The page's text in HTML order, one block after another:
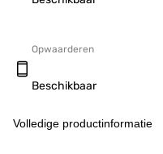
Opwaarderen
Beschikbaar
Volledige productinformatie